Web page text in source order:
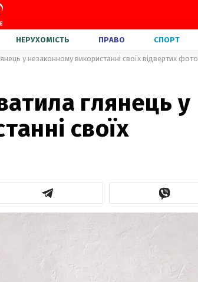
НЕРУХОМІСТЬ ПРАВО СПОРТ
у незаконному використанні своїх відвертих фото
глянець у
своїх